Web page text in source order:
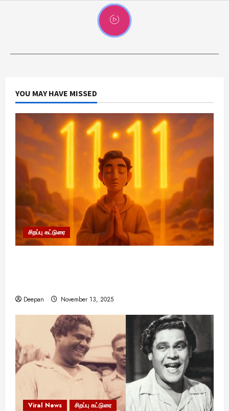
YOU MAY HAVE MISSED
சிறப்பு கட்டுரை
Deepan November 13, 2025
Viral News சிறப்பு கட்டுரை